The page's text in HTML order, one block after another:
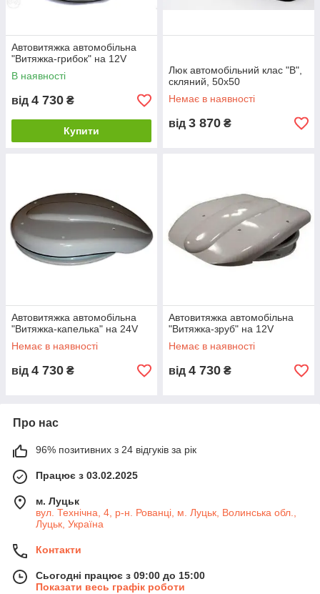
Автовитяжка автомобільна
"Витяжка-грибок" на 12V
В наявності
від 4 730 ₴
Купити
Люк автомобільний клас "В",
скляний, 50х50
Немає в наявності
від 3 870 ₴
Автовитяжка автомобільна
"Витяжка-капелька" на 24V
Немає в наявності
від 4 730 ₴
Автовитяжка автомобільна
"Витяжка-зруб" на 12V
Немає в наявності
від 4 730 ₴
Про нас
96% позитивних з 24 відгуків за рік
Працює з 03.02.2025
м. Луцьк
вул. Технічна, 4, р-н. Рованці, м. Луцьк, Волинська обл.,
Луцьк, Україна
Контакти
Сьогодні працює з 09:00 до 15:00
Показати весь графік роботи